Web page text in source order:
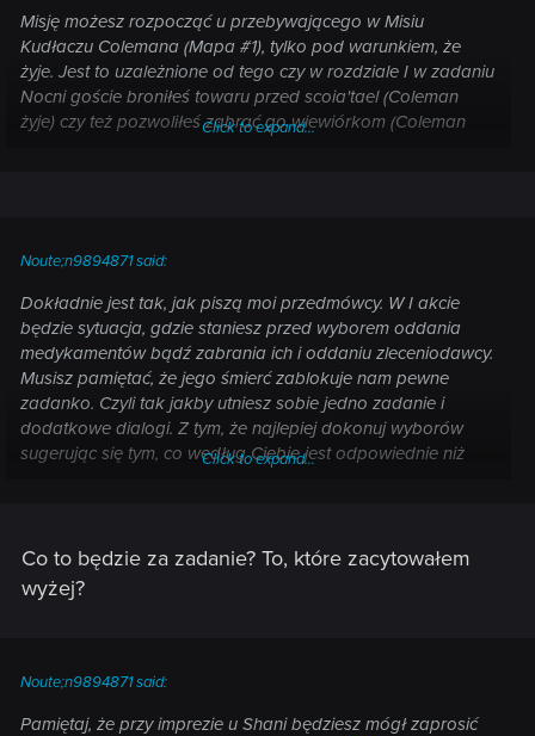
Misję możesz rozpocząć u przebywającego w Misiu
Kudłaczu Colemana (Mapa #1), tylko pod warunkiem, że
żyje. Jest to uzależnione od tego czy w rozdziale I w zadaniu
Nocni goście broniłeś towaru przed scoia'tael (Coleman
żyje) czy też pozwoliłeś zabrać go wiewiórkom (Coleman
siebie. Ten zaproponuje ci zabicie kilku potworów
przebywających w domu na północy (#2). Rozpraw się z
upiorami przy pomocy srebrnego miecza. Jeśli chcesz, to
zejdź do piwnicy i po zabiciu kilku kolejnych potworów
zabierz butelki z winem związane z innym zadaniem
dodatkowym o nazwie Niezwykłe wino.
Wróć do karczmy. Okaże się, że Colemana w niej nie ma, a
karczmarz powie ci, że ten często robi podejrzane interesy.
świadkiem interesów między Colemanem, a Vincentem ze
straży miejskiej. Ten pierwszy zapłaci ci i poprosi o dyskrecję.
tajemnicy ustawi do nas przychylnie Vincenta, a zdradzenie
Click to expand...
Noute;n9894871 said:
Dokładnie jest tak, jak piszą moi przedmówcy. W I akcie
będzie sytuacja, gdzie staniesz przed wyborem oddania
medykamentów bądź zabrania ich i oddaniu zleceniodawcy.
Musisz pamiętać, że jego śmierć zablokuje nam pewne
zadanko. Czyli tak jakby utniesz sobie jedno zadanie i
dodatkowe dialogi. Z tym, że najlepiej dokonuj wyborów
sugerując się tym, co według Ciebie jest odpowiednie niż
Click to expand...
Co to będzie za zadanie? To, które zacytowałem
wyżej?
Noute;n9894871 said:
Pamiętaj, że przy imprezie u Shani będziesz mógł zaprosić